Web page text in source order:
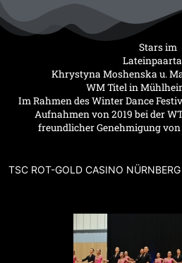
Inhalt
Stars im
Khrystyna Moshenska u.
WM Titel in
Im Rahmen des Winter Dance
Aufnahmen von 2019 bei der
freundlicher Genehmigung
TSC ROT-GOLD CASINO